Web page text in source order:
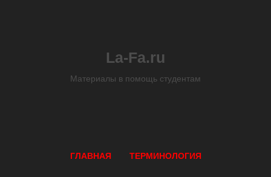
La-Fa.ru
Материалы в помощь студентам
ГЛАВНАЯ ТЕРМИНОЛОГИЯ